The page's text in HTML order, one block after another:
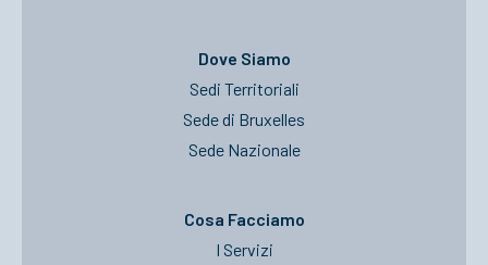
Dove Siamo
Sedi Territoriali
Sede di Bruxelles
Sede Nazionale
Cosa Facciamo
I Servizi